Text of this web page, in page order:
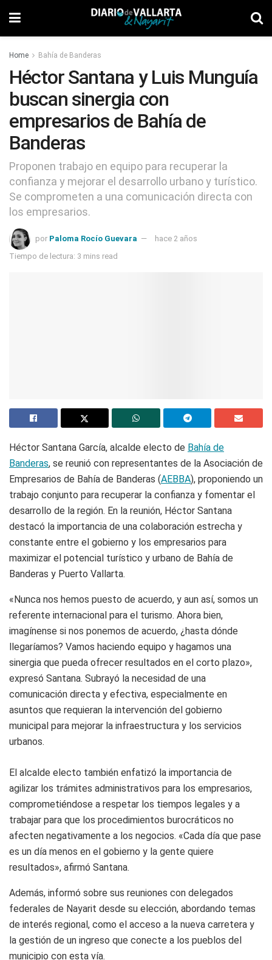
Home Bahía de Banderas
Héctor Santana y Luis Munguía
buscan sinergia con
empresarios de Bahía de
Banderas
Proponen trabajo en equipo para recuperar la
confianza y mejorar el desarrollo urbano y turístico.
Se comprometen a una comunicación directa con
los empresarios.
por Paloma Rocío Guevara
hace 2 años
Tiempo de lectura: 3 mins read
Héctor Santana García, alcalde electo de Bahía de
Banderas, se reunió con representantes de la Asociación de
Empresarios de Bahía de Banderas (AEBBA), proponiendo un
trabajo conjunto para recuperar la confianza y fomentar el
desarrollo de la región. En la reunión, Héctor Santana
destacó la importancia de una colaboración estrecha y
constante entre el gobierno y los empresarios para
maximizar el potencial turístico y urbano de Bahía de
Banderas y Puerto Vallarta.
«Nunca nos hemos puesto de acuerdo, y aun así, somos un
referente internacional para el turismo. Ahora bien,
imagínense si nos ponemos de acuerdo, ¿hasta dónde
llegaríamos? Vamos haciendo equipo y hagamos una
sinergia que pueda ofrecer resultados en el corto plazo»,
expresó Santana. Subrayó la necesidad de una
comunicación directa y efectiva, especialmente en
asuntos que requieran la intervención del gobierno
municipal para mejorar la infraestructura y los servicios
urbanos.
El alcalde electo también enfatizó la importancia de
agilizar los trámites administrativos para los empresarios,
comprometiéndose a respetar los tiempos legales y a
trabajar para que los procedimientos burocráticos no
afecten negativamente a los negocios. «Cada día que pase
es un día menos en el gobierno y la gente quiere
resultados», afirmó Santana.
Además, informó sobre sus reuniones con delegados
federales de Nayarit desde su elección, abordando temas
de interés regional, como el acceso a la nueva carretera y
la gestión de un ingreso que conecte a los pueblos del
municipio con esta vía.